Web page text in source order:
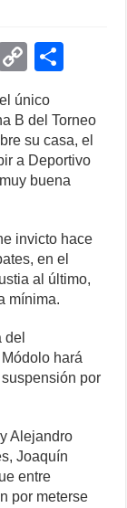
T
el
C
o
p
y
Li
k
ar
e
único
B del Torneo
su casa, el
a Deportivo
buena
invicto hace
en el
al último,
mínima.
del
hará
por
Alejandro
Joaquín
entre
por meterse